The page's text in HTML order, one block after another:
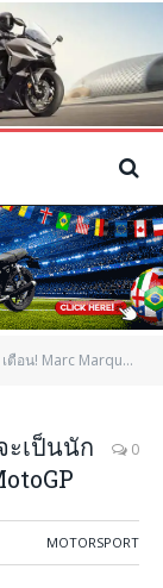
จะเป็นนักแข่งที่อันตรายไปอีกหลายปีใน MotoGP
ะเป็นนัก
0
MOTORSPORT